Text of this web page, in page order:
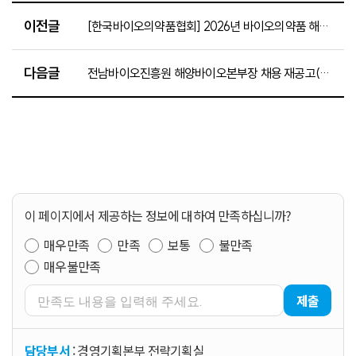
이전글 [한국바이오의약품협회] 2026년 바이오의약품 해외 규제 전문가 자문 서비스 신청·접수 공고(~6.19.)
다음글 전남바이오진흥원 해양바이오본부장 채용 재공고(~6.3.)
이 페이지에서 제공하는 정보에 대하여 만족하십니까?
매우만족
만족 보통
불만족
매우불만족
제출
담당부서: 경영기획본부 전략기획실